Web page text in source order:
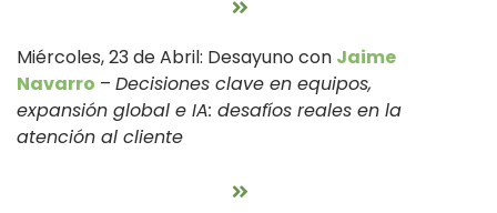
Miércoles, 23 de Abril: Desayuno con Jaime
Navarro –Decisiones clave en equipos,
expansión global e IA: desafíos reales en la
atención al cliente